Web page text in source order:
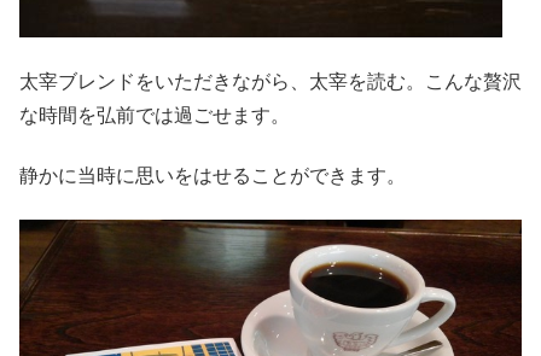
太宰ブレンドをいただきながら、太宰を読む。こんな贅沢
な時間を弘前では過ごせます。
静かに当時に思いをはせることができます。